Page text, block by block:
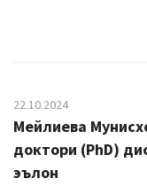
22.10.2024
Мейлиева
доктори (PhD)
эълон